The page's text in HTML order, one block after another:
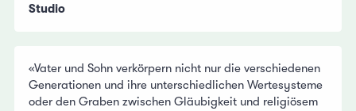
Studio
«Vater und Sohn verkörpern nicht nur die verschiedenen
Generationen und ihre unterschiedlichen Wertesysteme
oder den Graben zwischen Gläubigkeit und religiösem